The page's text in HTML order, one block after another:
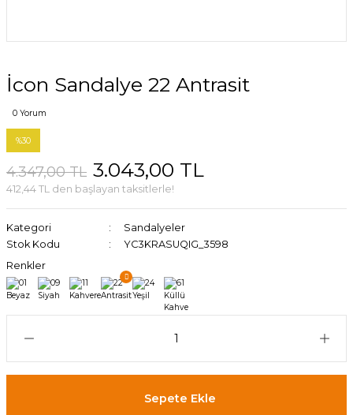
İcon Sandalye 22 Antrasit
0 Yorum
%30
4.347,00 TL 3.043,00 TL
412,44 TL den başlayan taksitlerle!
Kategori
Sandalyeler
Stok Kodu
YC3KRASUQIG_3598
Renkler
Sepete Ekle